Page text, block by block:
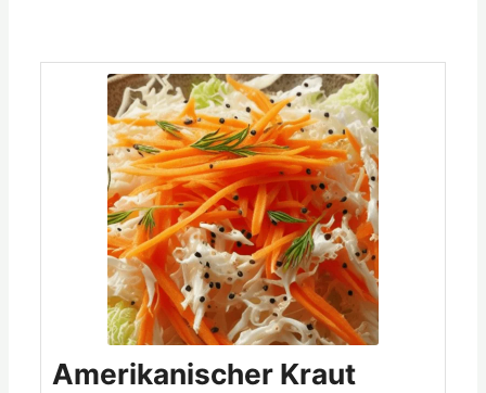
Amerikanischer Kraut
Minuten Minuten
Minuten